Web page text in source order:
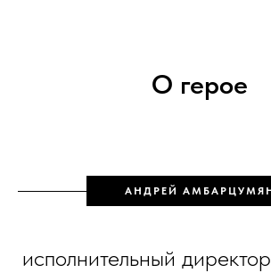
О герое
АНДРЕЙ
исполнительный